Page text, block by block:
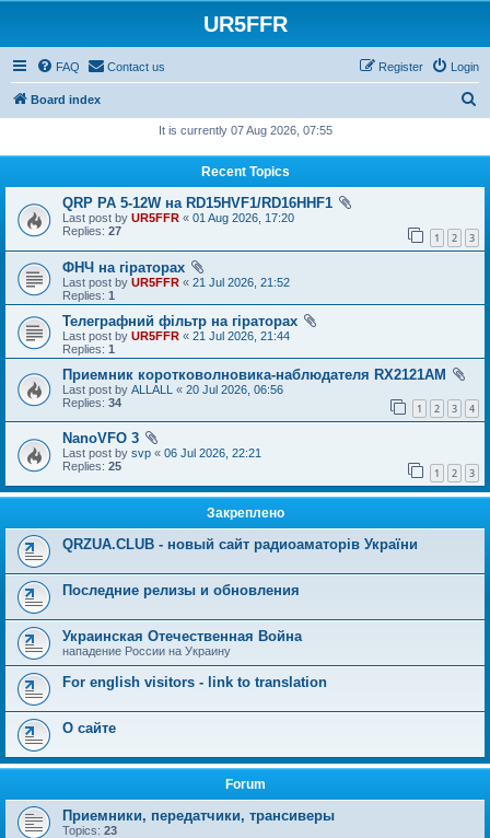
UR5FFR
FAQ Contact us Login
Register
Board index
h
It is currently 07 Aug 2026, 07:55
Recent Topics
QRP PA 5-12W на RD15HVF1/RD16HHF1
Last post by UR5FFR « 01 Aug 2026, 17:20
Replies: 27 1 2 3
ФНЧ на гіраторах
Last post by UR5FFR « 21 Jul 2026, 21:52
Replies: 1
Телеграфний фільтр на гіраторах
Last post by UR5FFR « 21 Jul 2026, 21:44
Replies: 1
Приемник коротковолновика-наблюдателя RX2121AM
Last post by ALLALL « 20 Jul 2026, 06:56
Replies: 34 1 2 3 4
NanoVFO 3
Last post by svp « 06 Jul 2026, 22:21
Replies: 25 1 2 3
Закреплено
QRZUA.CLUB - новый сайт радиоаматорів України
Последние релизы и обновления
Украинская Отечественная Война
нападение России на Украину
For english visitors - link to translation
О сайте
Forum
Приемники, передатчики, трансиверы
Topics: 23